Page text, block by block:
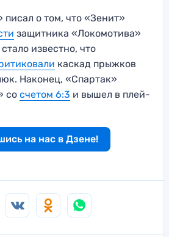
о том, что «Зенит»
защитника «Локомотива»
известно, что
каскад прыжков
Наконец, «Спартак»
со счетом 6:3 и вышел в плей-
на нас в Дзене!